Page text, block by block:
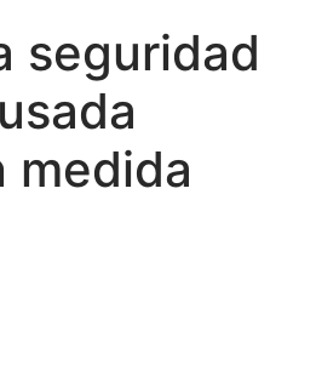
seguridad
medida